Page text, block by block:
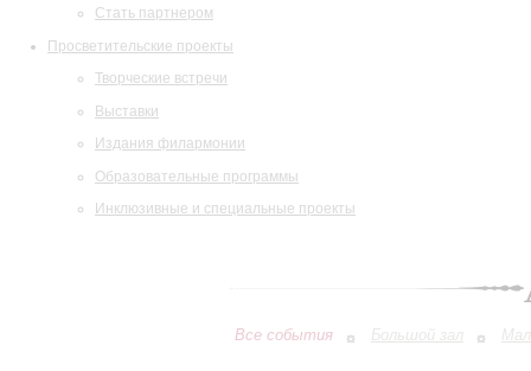
Стать партнером
Просветительские проекты
Творческие встречи
Выставки
Издания филармонии
Образовательные программы
Инклюзивные и специальные проекты
Все события Большой зал